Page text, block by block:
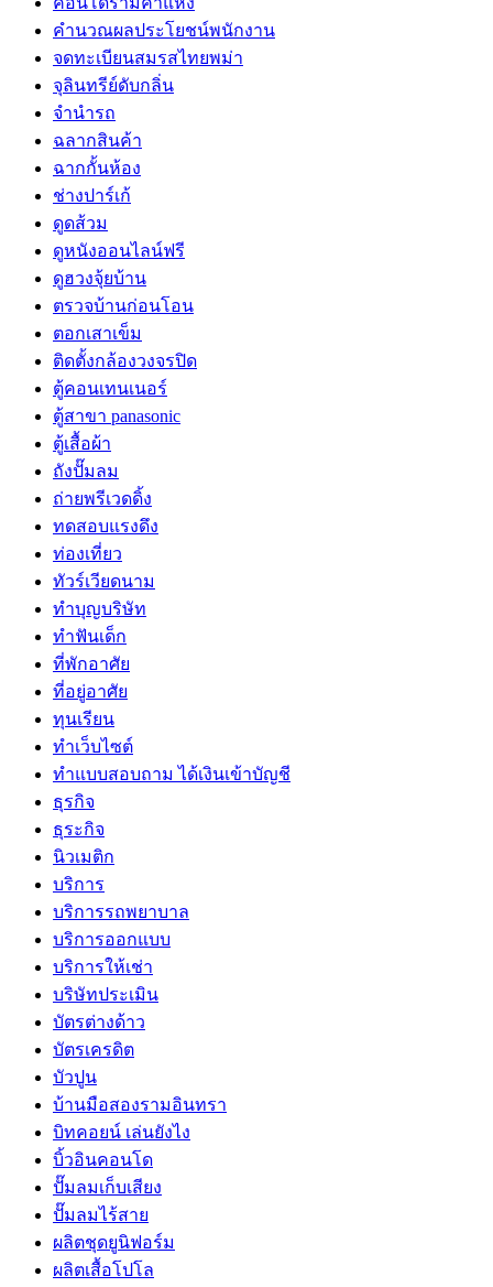
คำนวณผลประโยชน์พนักงาน
จดทะเบียนสมรสไทยพม่า
จุลินทรีย์ดับกลิ่น
จํานํารถ
ฉลากสินค้า
ฉากกั้นห้อง
ช่างปาร์เก้
ดูดส้วม
ดูหนังออนไลน์ฟรี
ดูฮวงจุ้ยบ้าน
ตรวจบ้านก่อนโอน
ตอกเสาเข็ม
ติดตั้งกล้องวงจรปิด
ตู้คอนเทนเนอร์
ตู้สาขา panasonic
ตู้เสื้อผ้า
ถังปั๊มลม
ถ่ายพรีเวดดิ้ง
ทดสอบแรงดึง
ท่องเที่ยว
ทัวร์เวียดนาม
ทำบุญบริษัท
ทำฟันเด็ก
ที่พักอาศัย
ที่อยู่อาศัย
ทุนเรียน
ทําเว็บไซต์
ทําแบบสอบถาม ได้เงินเข้าบัญชี
ธุรกิจ
ธุระกิจ
นิวเมติก
บริการ
บริการรถพยาบาล
บริการออกแบบ
บริการให้เช่า
บริษัทประเมิน
บัตรต่างด้าว
บัตรเครดิต
บัวปูน
บ้านมือสองรามอินทรา
บิทคอยน์ เล่นยังไง
บิ้วอินคอนโด
ปั๊มลมเก็บเสียง
ปั๊มลมไร้สาย
ผลิตชุดยูนิฟอร์ม
ผลิตเสื้อโปโล